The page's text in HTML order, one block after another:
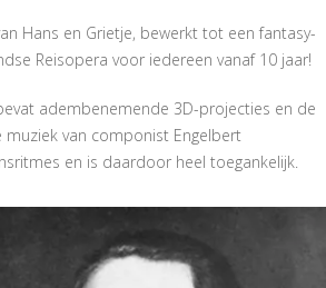
Hans en Grietje, bewerkt tot een fantasy-
Reisopera voor iedereen vanaf 10 jaar!
adembenemende 3D-projecties en de
van componist Engelbert
en is daardoor heel toegankelijk.